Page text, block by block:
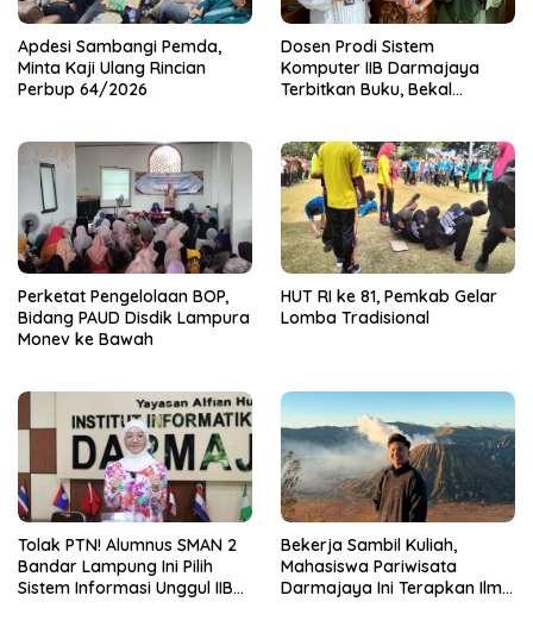
Apdesi Sambangi Pemda,
Minta Kaji Ulang Rincian
Perbup 64/2026
Dosen Prodi Sistem
Komputer IIB Darmajaya
Terbitkan Buku, Bekal
Perketat Pengelolaan BOP,
Bidang PAUD Disdik Lampura
Monev ke Bawah
HUT RI ke 81, Pemkab Gelar
Lomba Tradisional
Tolak PTN! Alumnus SMAN 2
Bandar Lampung Ini Pilih
Sistem Informasi Unggul IIB
Bekerja Sambil Kuliah,
Mahasiswa Pariwisata
Darmajaya Ini Terapkan Ilmu